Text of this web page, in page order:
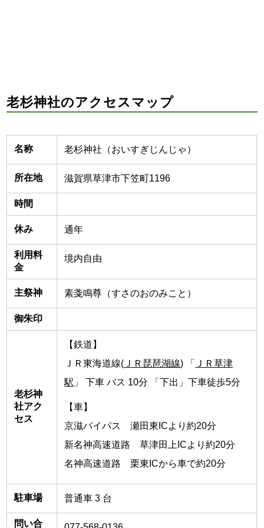
老杉神社のアクセスマップ
名称 老杉神社（おいすぎじんじゃ）
所在地 滋賀県草津市下笠町1196
時間
休み 通年
利用料
金
境内自由
主祭神 素戔鳴尊（すさのおのみこと）
御朱印
老杉神
社アク
セス
【鉄道】
ＪＲ東海道線( ＪＲ琵琶湖線) 「
ＪＲ草津
駅 」 下車 バス 10分 「下出」下車徒歩5分
【車】
京滋バイパス 瀬田東ICより約20分
新名神高速道路 草津田上ICより約20分
名神高速道路 栗東ICから車で約20分
駐車場 普通車 3 台
問い合